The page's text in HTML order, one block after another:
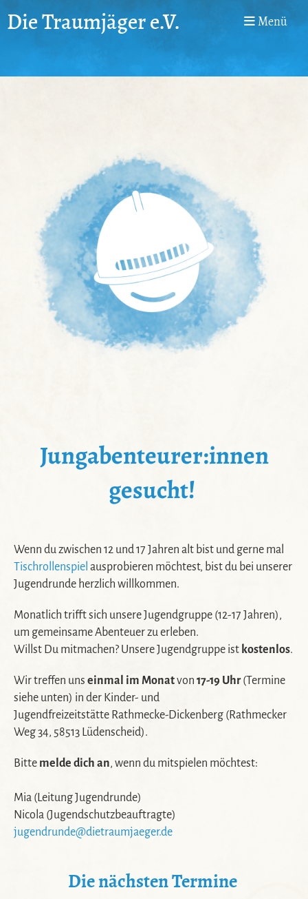
Die Traumjäger e.V. Menü
Jungabenteurer:innen
gesucht!
Wenn du zwischen 12 und 17 Jahren alt bist und gerne mal
Tischrollenspiel ausprobieren möchtest, bist du bei unserer
Jugendrunde herzlich willkommen.
Monatlich trifft sich unsere Jugendgruppe (12-17 Jahren),
um gemeinsame Abenteuer zu erleben.
Willst Du mitmachen? Unsere Jugendgruppe ist kostenlos.
Wir treffen uns einmal im Monatvon 17-19 Uhr(Termine
siehe unten) in der Kinder- und
Jugendfreizeitstätte Rathmecke-Dickenberg (Rathmecker
Weg 34, 58513 Lüdenscheid).
Bitte melde dich an, wenn du mitspielen möchtest:
Mia (Leitung Jugendrunde)
Nicola (Jugendschutzbeauftragte)
jugendrunde@dietraumjaeger.de
Die nächsten Termine